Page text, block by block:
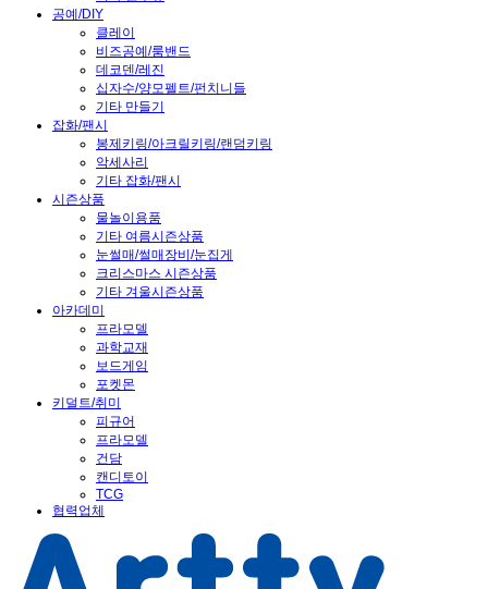
공예/DIY
클레이
비즈공예/룸밴드
데코덴/레진
십자수/양모펠트/펀치니들
기타 만들기
잡화/팬시
봉제키링/아크릴키링/랜덤키링
악세사리
기타 잡화/팬시
시즌상품
물놀이용품
기타 여름시즌상품
눈썰매/썰매장비/눈집게
크리스마스 시즌상품
기타 겨울시즌상품
아카데미
프라모델
과학교재
보드게임
포켓몬
키덜트/취미
피규어
프라모델
건담
캔디토이
TCG
협력업체